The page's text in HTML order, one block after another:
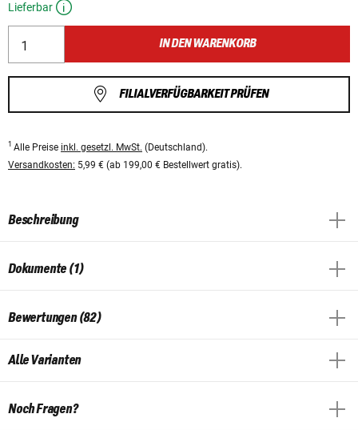
Lieferbar
IN DEN WARENKORB
FILIALVERFÜGBARKEIT PRÜFEN
1 Alle Preise inkl. gesetzl. MwSt. (Deutschland).
Versandkosten: 5,99 € (ab 199,00 € Bestellwert gratis).
Beschreibung
Dokumente (1)
Bewertungen (82)
Alle Varianten
Noch Fragen?